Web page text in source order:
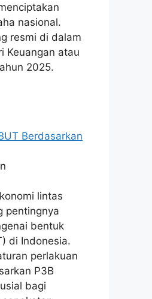
nasional.
resmi di dalam
Keuangan atau
2025.
Berdasarkan
lintas
pentingnya
bentuk
di Indonesia.
perlakuan
P3B
bagi